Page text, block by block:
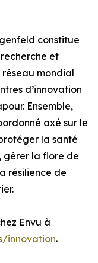
constitue
et
mondial
d’innovation
Ensemble,
axé sur le
la santé
gérer la flore de
résilience de
Envu à
innovation.